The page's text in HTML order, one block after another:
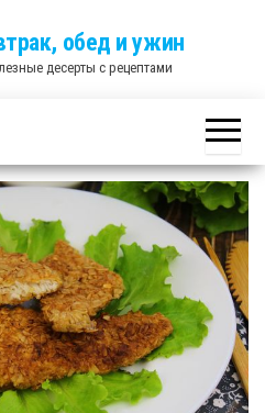
обед и ужин
десерты с рецептами